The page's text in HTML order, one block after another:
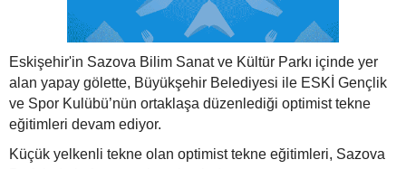
Eskişehir'in Sazova Bilim Sanat ve Kültür Parkı içinde yer
alan yapay gölette, Büyükşehir Belediyesi ile ESKİ Gençlik
ve Spor Kulübü’nün ortaklaşa düzenlediği optimist tekne
eğitimleri devam ediyor.
Küçük yelkenli tekne olan optimist tekne eğitimleri, Sazova